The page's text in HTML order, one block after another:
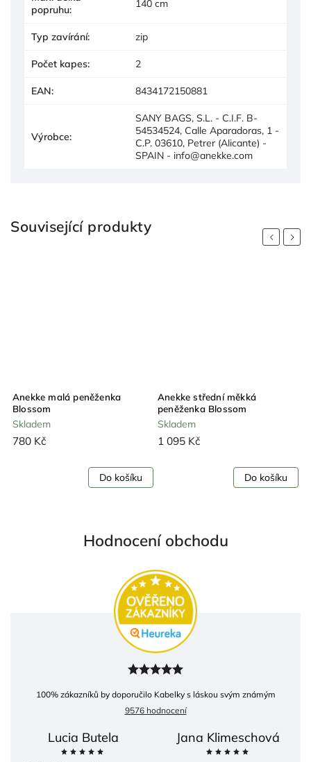
popruhu: 140 cm
Typ zavírání: zip
Počet kapes: 2
EAN: 8434172150881
Výrobce:
SANY BAGS, S.L. - C.I.F. B-
54534524, Calle Aparadoras, 1 -
C.P. 03610, Petrer (Alicante) -
SPAIN - info@anekke.com
Související produkty
Previous
Anekke malá peněženka
Blossom
Skladem
780 Kč
Do košíku
Anekke střední měkká
peněženka Blossom
Skladem
1 095 Kč
Do košíku
Next
Hodnocení obchodu
100% zákazníků by doporučilo Kabelky s láskou svým známým
9576 hodnocení
Lucia Butela Jana Klimeschová